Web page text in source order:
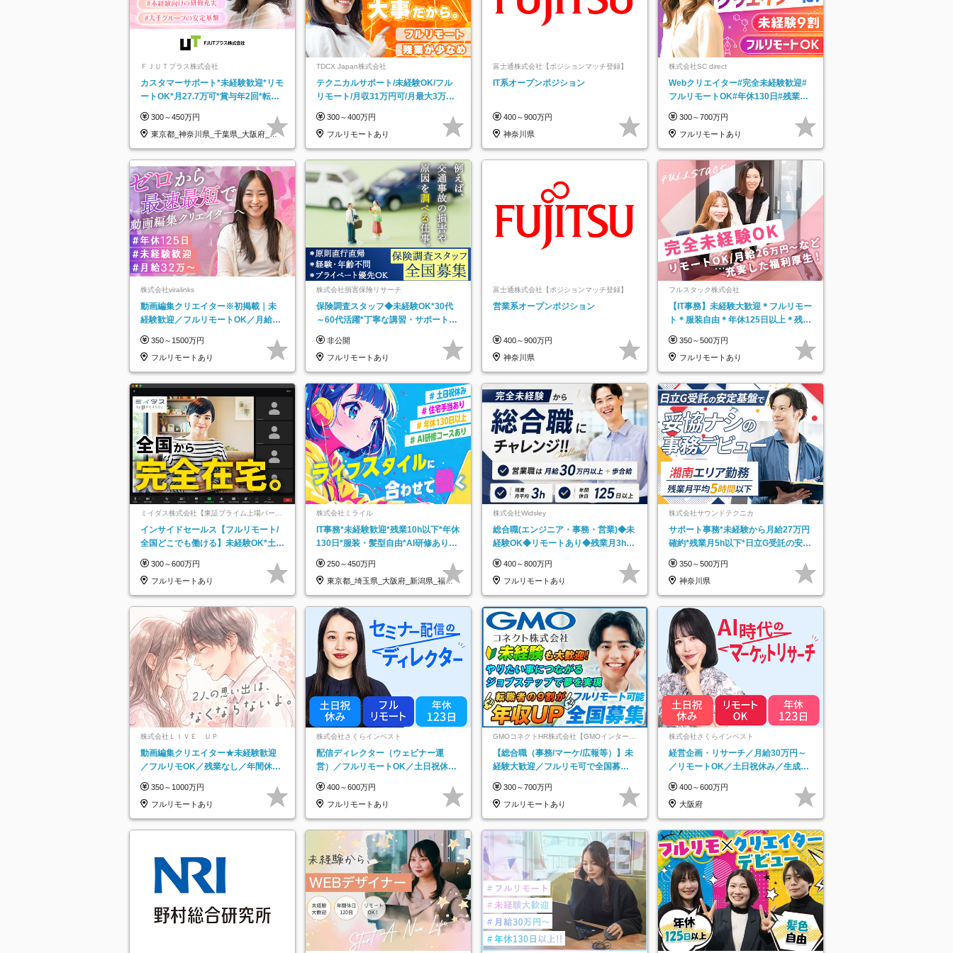
ＦＪＵＴプラス株式会社
カスタマーサポート*未経験歓迎*リモ
ートOK*月27.7万可*賞与年2回*転勤
300～450万円
東京都_神奈川県_千葉県_大阪府_愛
知県…
TDCX Japan株式会社
テクニカルサポート/未経験OK/フル
リモート/月収31万円可/月最大3万の
300～400万円
フルリモートあり
富士通株式会社【ポジションマッチ登録】
IT系オープンポジション
400～900万円
神奈川県
株式会社SC direct
Webクリエイター#完全未経験歓迎#
フルリモートOK#年休130日#残業月
300～700万円
フルリモートあり
株式会社viralinks
動画編集クリエイター※初掲載｜未
経験歓迎／フルリモートOK／月給32
350～1500万円
フルリモートあり
株式会社損害保険リサーチ
保険調査スタッフ◆未経験OK*30代
～60代活躍*丁寧な講習・サポートあ
託
非公開
フルリモートあり
富士通株式会社【ポジションマッチ登録】
営業系オープンポジション
400～900万円
神奈川県
フルスタック株式会社
【IT事務】未経験大歓迎＊フルリモー
ト＊服装自由＊年休125日以上＊残業
350～500万円
フルリモートあり
ミイダス株式会社【東証プライム上場パーソ
インサイドセールス【フルリモート/
全国どこでも働ける】未経験OK*土日
300～600万円
フルリモートあり
株式会社ミライル
IT事務*未経験歓迎*残業10h以下*年休
130日*服装・髪型自由*AI研修あり*
250～450万円
東京都_埼玉県_大阪府_新潟県_福岡
県
株式会社Widsley
総合職(エンジニア・事務・営業)◆未
経験OK◆リモートあり◆残業月3h◆
400～800万円
フルリモートあり
株式会社サウンドテクニカ
サポート事務*未経験から月給27万円
確約*残業月5h以下*日立G受託の安定
350～500万円
神奈川県
株式会社ＬＩＶＥ ＵＰ
動画編集クリエイター★未経験歓迎
／フルリモOK／残業なし／年間休日
実で安心
350～1000万円
フルリモートあり
株式会社さくらインベスト
配信ディレクター（ウェビナー運
営）／フルリモートOK／土日祝休み
400～600万円
フルリモートあり
GMOコネクトHR株式会社【GMOインターネ
ットグループ】
【総合職（事務/マーケ/広報等）】未
経験大歓迎／フルリモ可で全国募
★
300～700万円
フルリモートあり
株式会社さくらインベスト
経営企画・リサーチ／月給30万円～
／リモートOK／土日祝休み／生成AI
400～600万円
大阪府